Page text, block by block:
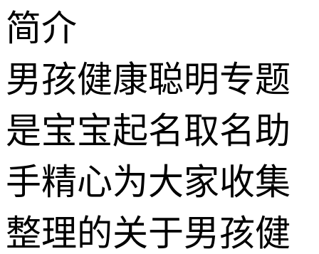
简介
男孩健康聪明专题
是宝宝起名取名助
手精心为大家收集
整理的关于男孩健